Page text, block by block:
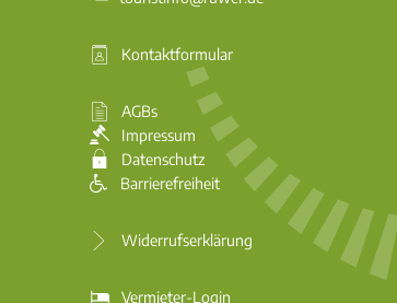
Kontaktformular
AGBs
Impressum
Datenschutz
Barrierefreiheit
Widerrufserklärung
Vermieter-Login